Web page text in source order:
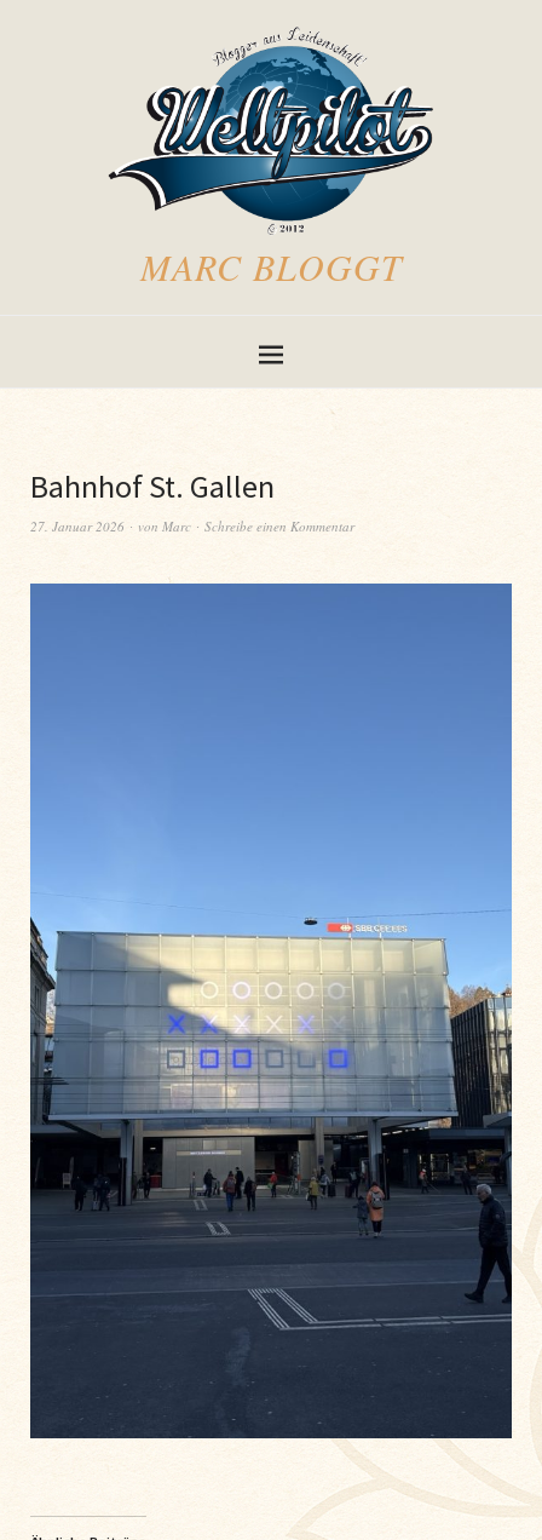
MARC BLOGGT
Bahnhof St. Gallen
27. Januar 2026 von Marc Schreibe einen Kommentar